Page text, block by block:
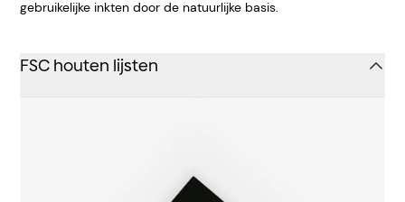
gebruikelijke inkten door de natuurlijke basis.
FSC houten lijsten